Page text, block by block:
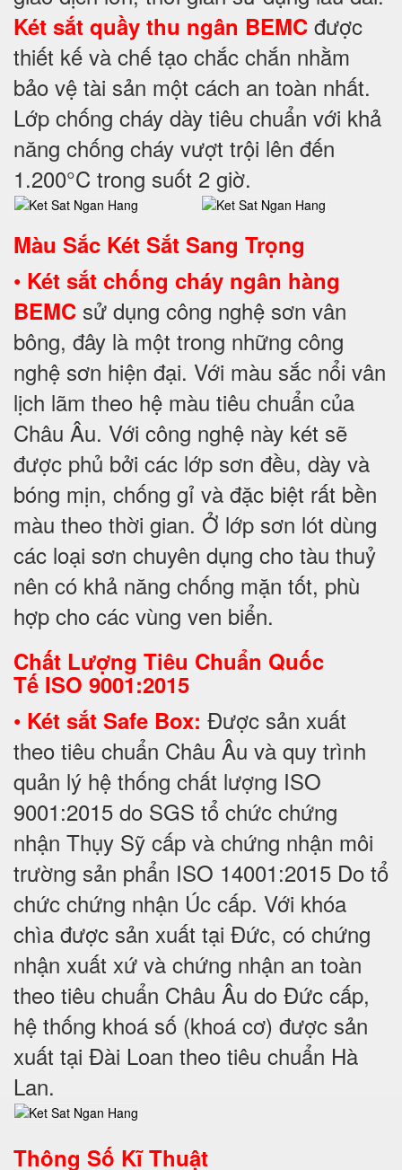
Két sắt quầy thu ngân BEMC được
thiết kế và chế tạo chắc chắn nhằm
bảo vệ tài sản một cách an toàn nhất.
Lớp chống cháy dày tiêu chuẩn với khả
năng chống cháy vượt trội lên đến
1.200°C trong suốt 2 giờ.
Màu Sắc Két Sắt Sang Trọng
• Két sắt chống cháy ngân hàng
BEMC sử dụng công nghệ sơn vân
bông, đây là một trong những công
nghệ sơn hiện đại. Với màu sắc nổi vân
lịch lãm theo hệ màu tiêu chuẩn của
Châu Âu. Với công nghệ này két sẽ
được phủ bởi các lớp sơn đều, dày và
bóng mịn, chống gỉ và đặc biệt rất bền
màu theo thời gian. Ở lớp sơn lót dùng
các loại sơn chuyên dụng cho tàu thuỷ
nên có khả năng chống mặn tốt, phù
hợp cho các vùng ven biển.
Chất Lượng Tiêu Chuẩn Quốc
Tế ISO 9001:2015
• Két sắt Safe Box: Được sản xuất
theo tiêu chuẩn Châu Âu và quy trình
quản lý hệ thống chất lượng ISO
9001:2015 do SGS tổ chức chứng
nhận Thụy Sỹ cấp và chứng nhận môi
trường sản phẩn ISO 14001:2015 Do tổ
chức chứng nhận Úc cấp. Với khóa
chìa được sản xuất tại Đức, có chứng
nhận xuất xứ và chứng nhận an toàn
theo tiêu chuẩn Châu Âu do Đức cấp,
hệ thống khoá số (khoá cơ) được sản
xuất tại Đài Loan theo tiêu chuẩn Hà
Lan.
Thông Số Kĩ Thuật